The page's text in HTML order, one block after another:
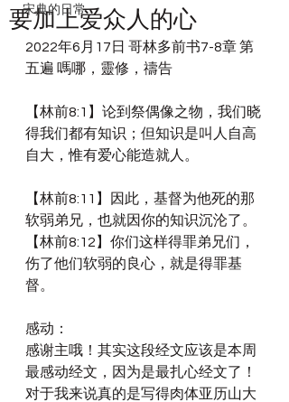
宋典的日常
要加上爱众人的心
2022年6月17日 哥林多前书7-8章 第
五遍 嗎哪，靈修，禱告
【林前8:1】论到祭偶像之物，我们晓
得我们都有知识；但知识是叫人自高
自大，惟有爱心能造就人。
【林前8:11】因此，基督为他死的那
软弱弟兄，也就因你的知识沉沦了。
【林前8:12】你们这样得罪弟兄们，
伤了他们软弱的良心，就是得罪基
督。
感动：
感谢主哦！其实这段经文应该是本周
最感动经文，因为是最扎心经文了！
对于我来说真的是写得肉体亚历山大